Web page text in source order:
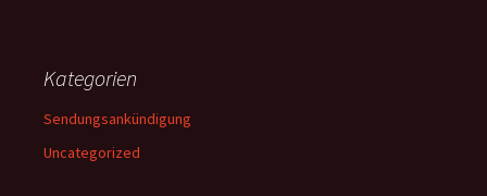
Kategorien
Sendungsankündigung
Uncategorized